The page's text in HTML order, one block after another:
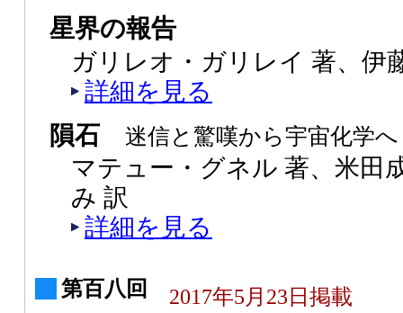
星界の報告
ガリレオ・ガリレイ 著、伊
詳細を見る
隕石 迷信と驚嘆から宇宙化学へ
マテュー・グネル 著、米田
み 訳
詳細を見る
第百八回 2017年5月23日掲載